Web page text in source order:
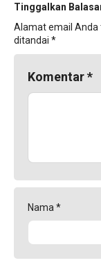
Tinggalkan
Alamat email Anda
ditandai *
Komentar*
Nama *